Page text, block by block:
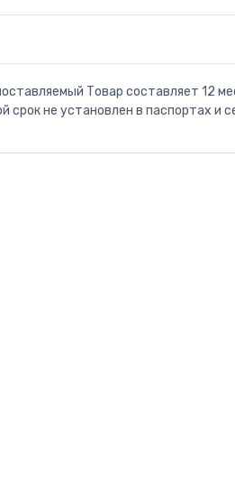
Товар составляет 12
срок не установлен в паспортах и